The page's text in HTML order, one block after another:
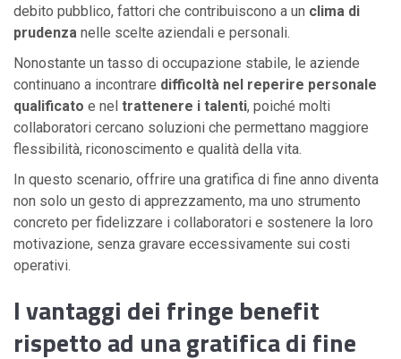
debito pubblico, fattori che contribuiscono a un clima di
prudenza nelle scelte aziendali e personali.
Nonostante un tasso di occupazione stabile, le aziende
continuano a incontrare difficoltà nel reperire personale
qualificato e nel trattenere i talenti, poiché molti
collaboratori cercano soluzioni che permettano maggiore
flessibilità, riconoscimento e qualità della vita.
In questo scenario, offrire una gratifica di fine anno diventa
non solo un gesto di apprezzamento, ma uno strumento
concreto per fidelizzare i collaboratori e sostenere la loro
motivazione, senza gravare eccessivamente sui costi
operativi.
I vantaggi dei fringe benefit
rispetto ad una gratifica di fine